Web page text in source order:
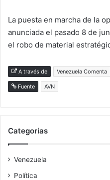
La puesta en marcha de la
anunciada el pasado 8 de
el robo de material
A través de Venezuela Comenta
Fuente AVN
Categorias
Venezuela
Política